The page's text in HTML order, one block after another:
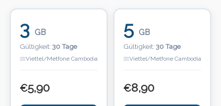
3 GB
Gültigkeit: 30 Tage
Viettel/Metfone Cambodia
€5,90
5 GB
Gültigkeit: 30 Tage
Viettel/Metfone Cambodia
€8,90